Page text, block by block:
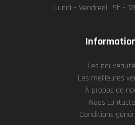
Lundi – Vendredi : 9h -
Les
Les meilleures
À propos de
Nous
Conditions